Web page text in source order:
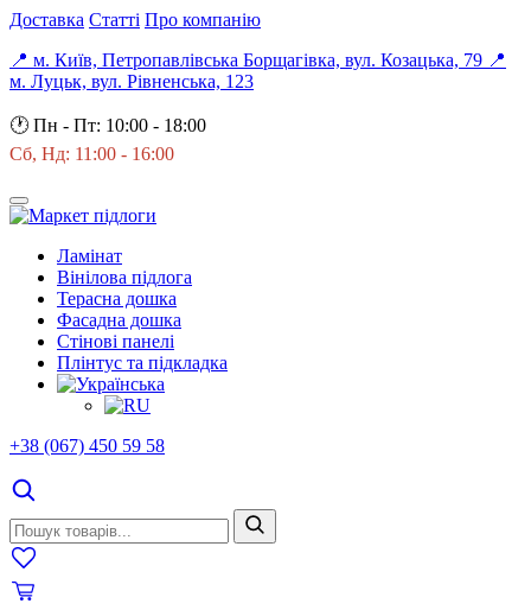
Доставка Статті Про компанію
📍 м. Київ, Петропавлівська Борщагівка, вул. Козацька, 79 📍
м. Луцьк, вул. Рівненська, 123
🕐 Пн - Пт: 10:00 - 18:00
Сб, Нд: 11:00 - 16:00
Ламінат
Вінілова підлога
Терасна дошка
Фасадна дошка
Стінові панелі
Плінтус та підкладка
+38 (067) 450 59 58